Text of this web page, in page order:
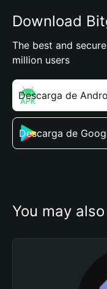
Download
The best and
million users
Descarga de
Descarga de
You may